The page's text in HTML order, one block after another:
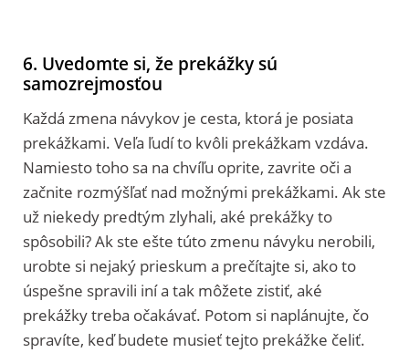
6. Uvedomte si, že prekážky sú
samozrejmosťou
Každá zmena návykov je cesta, ktorá je posiata
prekážkami. Veľa ľudí to kvôli prekážkam vzdáva.
Namiesto toho sa na chvíľu oprite, zavrite oči a
začnite rozmýšľať nad možnými prekážkami. Ak ste
už niekedy predtým zlyhali, aké prekážky to
spôsobili? Ak ste ešte túto zmenu návyku nerobili,
urobte si nejaký prieskum a prečítajte si, ako to
úspešne spravili iní a tak môžete zistiť, aké
prekážky treba očakávať. Potom si naplánujte, čo
spravíte, keď budete musieť tejto prekážke čeliť.